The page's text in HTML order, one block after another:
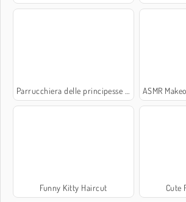
Parrucchiera delle principesse spose ASMR
Funny Kitty Haircut Cute